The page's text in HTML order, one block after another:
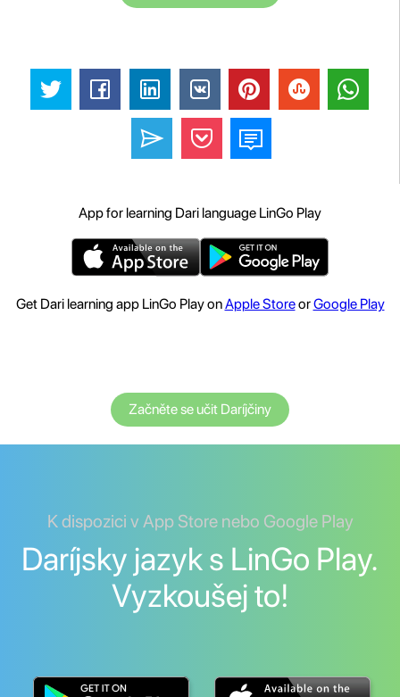
App for learning Dari language LinGo Play
Get Dari learning app LinGo Play onApple StoreorGoogle Play
Začněte se učit Daríjčiny
K dispozici v App Store nebo Google Play
Daríjsky jazyk s LinGo Play.
Vyzkoušej to!